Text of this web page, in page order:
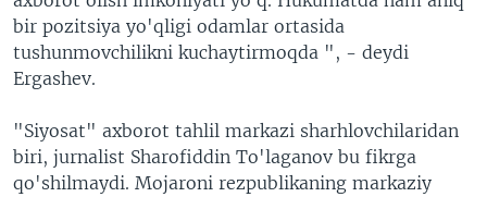
bir pozitsiya yo'qligi odamlar ortasida
tushunmovchilikni kuchaytirmoqda ", - deydi
Ergashev.
"Siyosat" axborot tahlil markazi sharhlovchilaridan
biri, jurnalist Sharofiddin To'laganov bu fikrga
qo'shilmaydi. Mojaroni rezpublikaning markaziy